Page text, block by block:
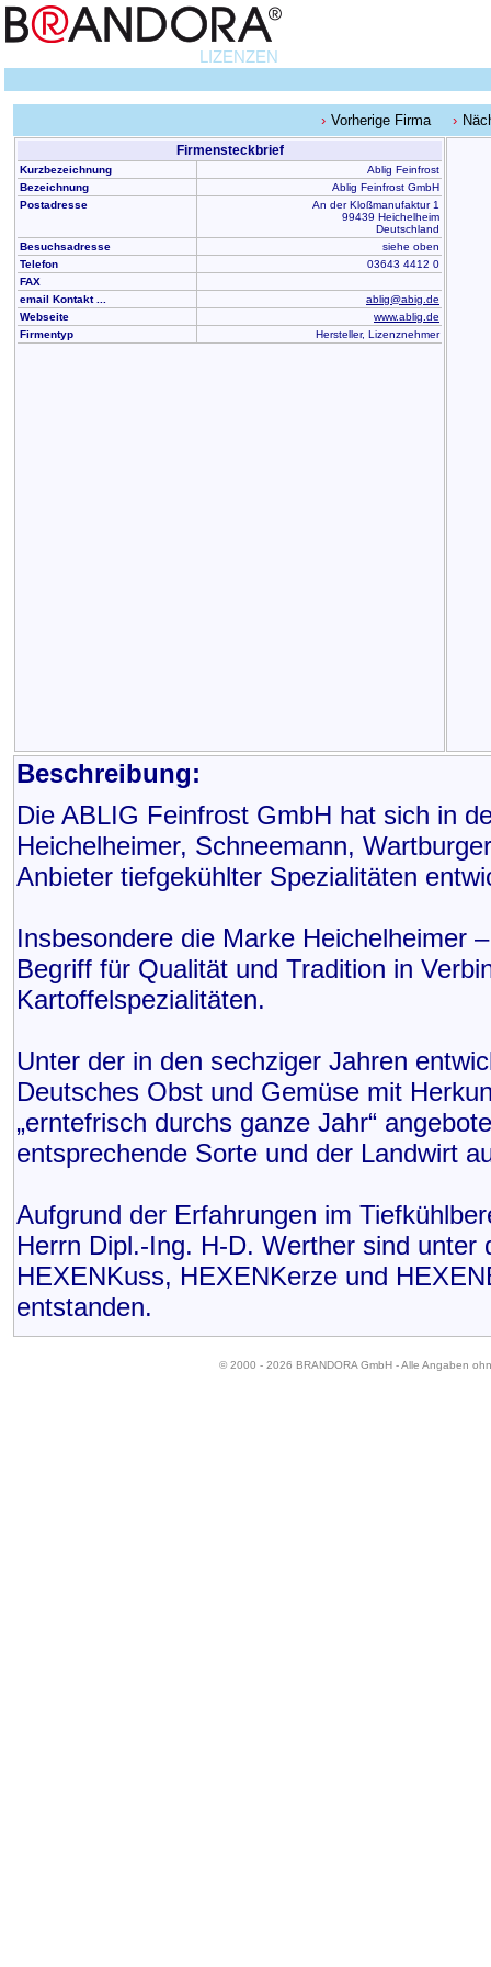
LIZENZEN
Vorherige Firma
Firmensteckbrief
Kurzbezeichnung
Ablig Feinfrost
Bezeichnung
Ablig Feinfrost GmbH
Postadresse
An der Kloßmanufaktur 1
99439 Heichelheim
Deutschland
Besuchsadresse
siehe oben
Telefon
03643 4412 0
FAX
email Kontakt ...
ablig@abig.de
Webseite
www.ablig.de
Firmentyp
Hersteller, Lizenznehmer
Beschreibung:
Die ABLIG Feinfrost GmbH hat sich in
Heichelheimer, Schneemann,
Anbieter tiefgekühlter Spezialitäten
Insbesondere die Marke Heichelheimer
Begriff für Qualität und Tradition in
Kartoffelspezialitäten.
Unter der in den sechziger Jahren
Deutsches Obst und Gemüse mit
„erntefrisch durchs ganze Jahr“
entsprechende Sorte und der Landwirt
Aufgrund der Erfahrungen im
Herrn Dipl.-Ing. H-D. Werther sind
HEXENKuss, HEXENKerze und
entstanden.
© 2000 - 2026 BRANDORA GmbH - Alle Angaben